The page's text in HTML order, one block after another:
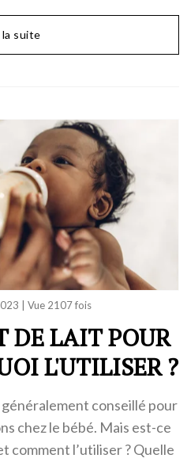
la suite
| Vue 2107 fois
DE LAIT POUR
L'UTILISER ?
conseillé pour
chez le bébé. Mais est-ce
comment l’utiliser ? Quelle